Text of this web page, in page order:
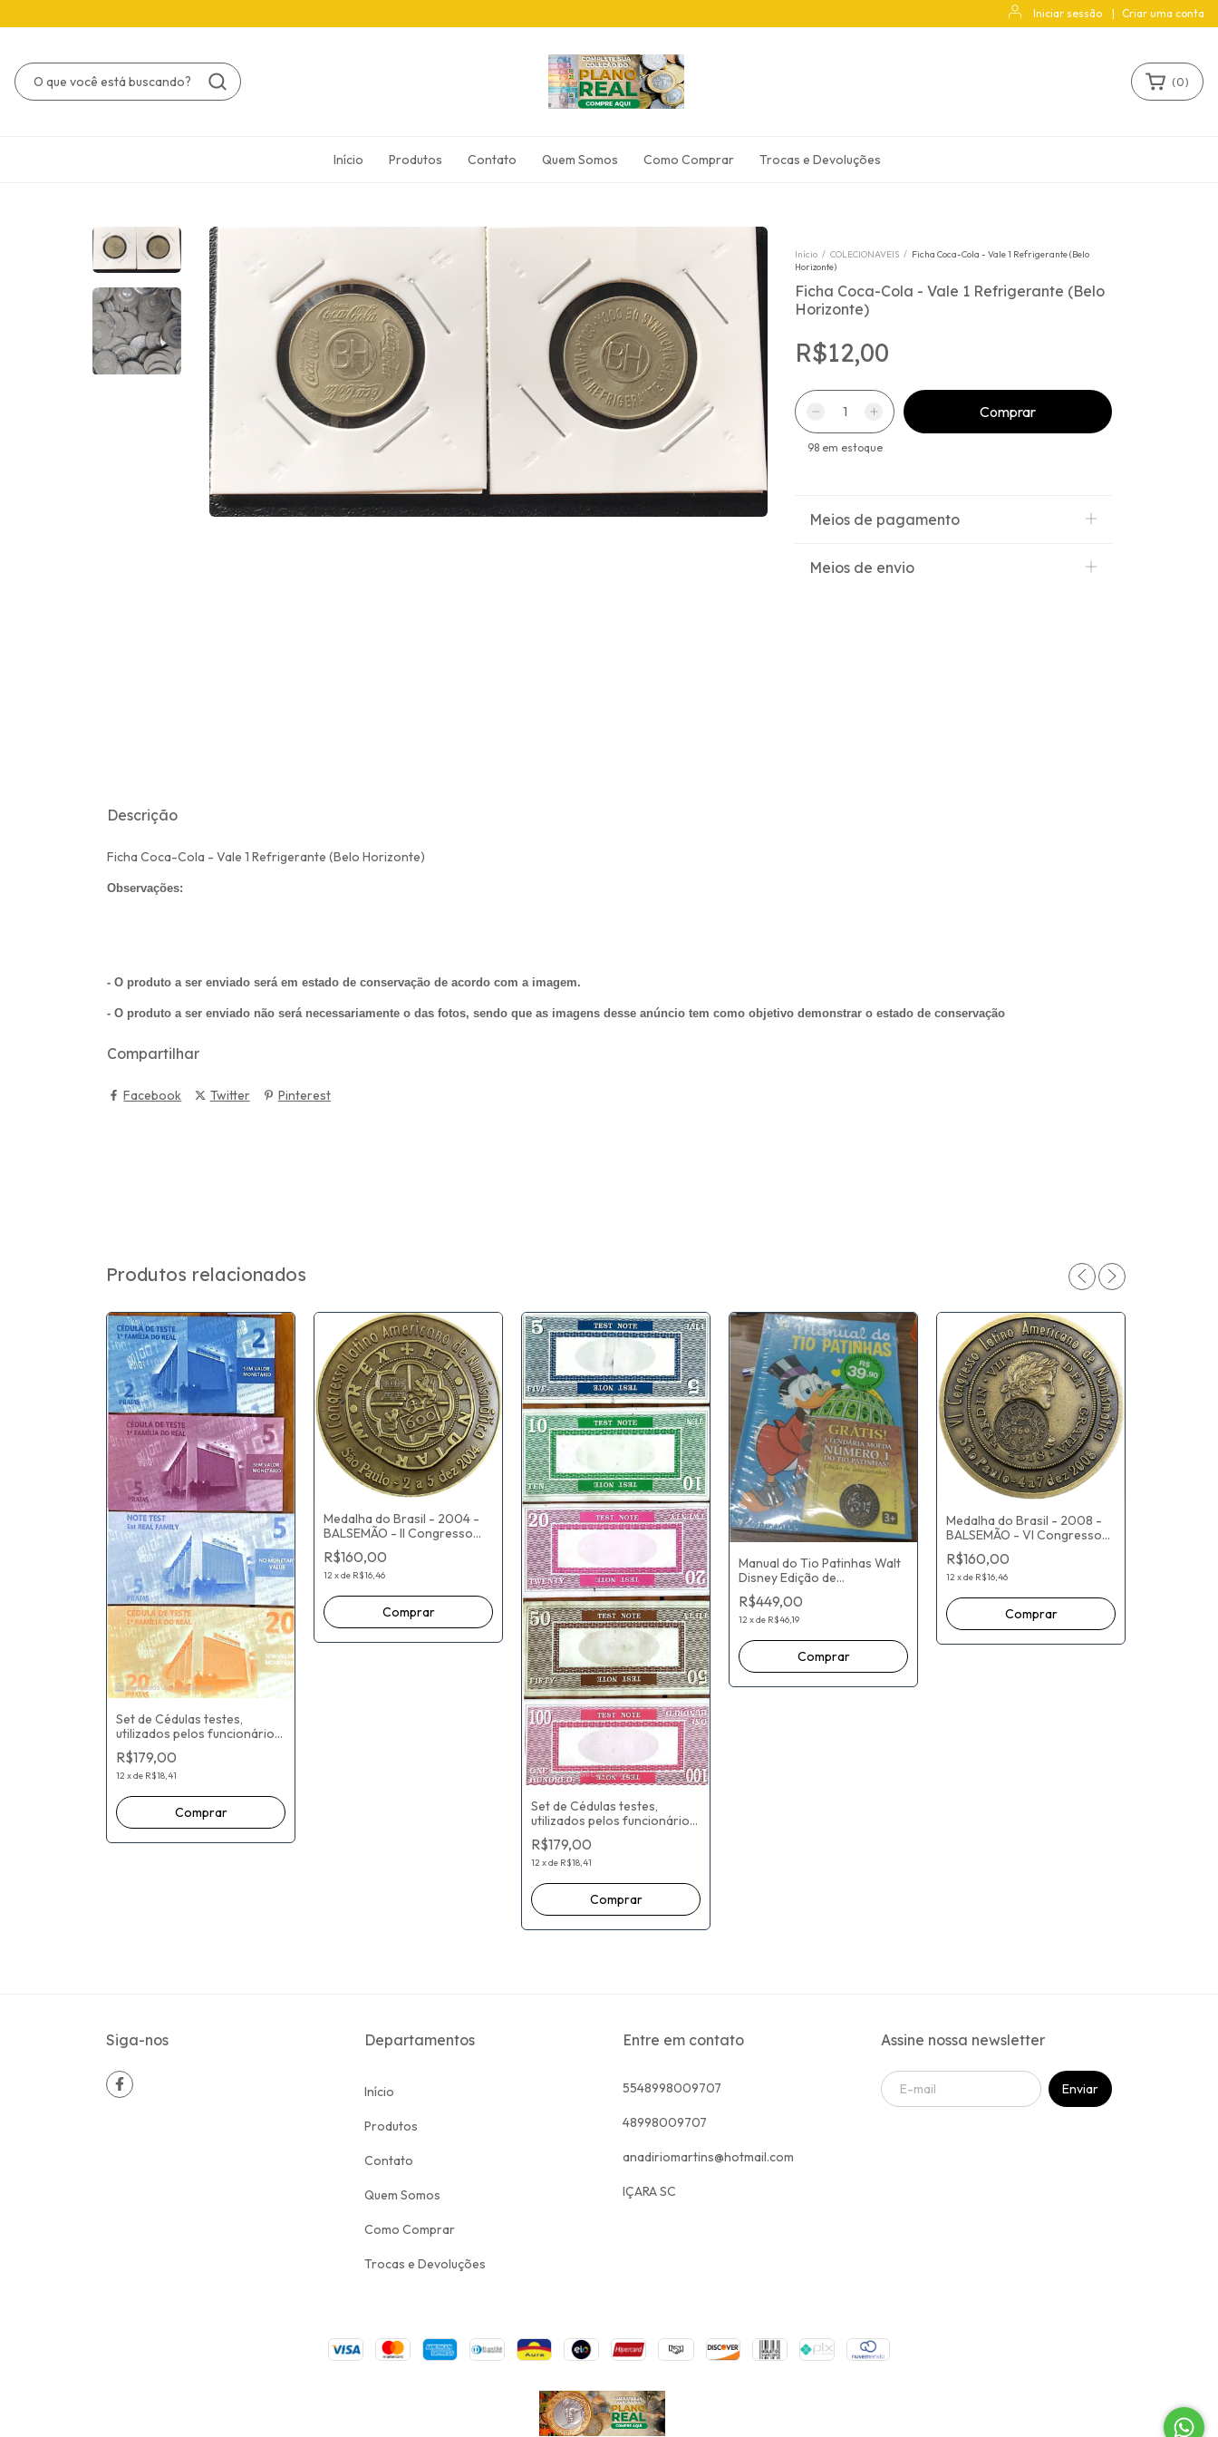
Iniciar sessão | Criar uma conta
(0)
Início Produtos Contato Quem Somos Como Comprar Trocas e Devoluções
Início / COLECIONAVEIS / Ficha Coca-Cola - Vale 1 Refrigerante (Belo
Horizonte)
Ficha Coca-Cola - Vale 1 Refrigerante (Belo
Horizonte)
R$12,00
98em estoque
Meios de pagamento
Meios de envio
Descrição
Ficha Coca-Cola - Vale 1 Refrigerante (Belo Horizonte)
Observações:
- O produto a ser enviado será em estado de conservação de acordo com a imagem.
- O produto a ser enviado não será necessariamente o das fotos, sendo que as imagens desse anúncio tem como objetivo demonstrar o estado de conservação
Compartilhar
Facebook Twitter Pinterest
Produtos relacionados
Set de Cédulas testes,
utilizados pelos funcionários
autorizados, que prestam
serviço para os Bancos São
4 cedula
R$179,00
12 xde R$18,41
Medalha do Brasil - 2004 -
BALSEMÃO - II Congresso
Latino-americano de
Numismática - Sociedade
Numismática Brasileira - 55
R$160,00
12 xde R$16,46
Set de Cédulas testes,
utilizados pelos funcionários
autorizados, que prestam
serviço para os Bancos sao
5 cedula
R$179,00
12 xde R$18,41
Manual do Tio Patinhas Walt
Disney Edição de
Colecionador Moeda Pataca
nº 1 - Quadrinhos Capa Dura
- Editora Abril (Novo lacrado
R$449,00
12 xde R$46,19
Medalha do Brasil - 2008 -
BALSEMÃO - VI Congresso
Latino Americano de
Numismática - Sociedade
Numismática Brasileira - 55
R$160,00
12 xde R$16,46
Siga-nos Departamentos
Início
Produtos
Contato
Quem Somos
Como Comprar
Trocas e Devoluções
Entre em contato
5548998009707
48998009707
anadiriomartins@hotmail.com
IÇARA SC
Assine nossa newsletter